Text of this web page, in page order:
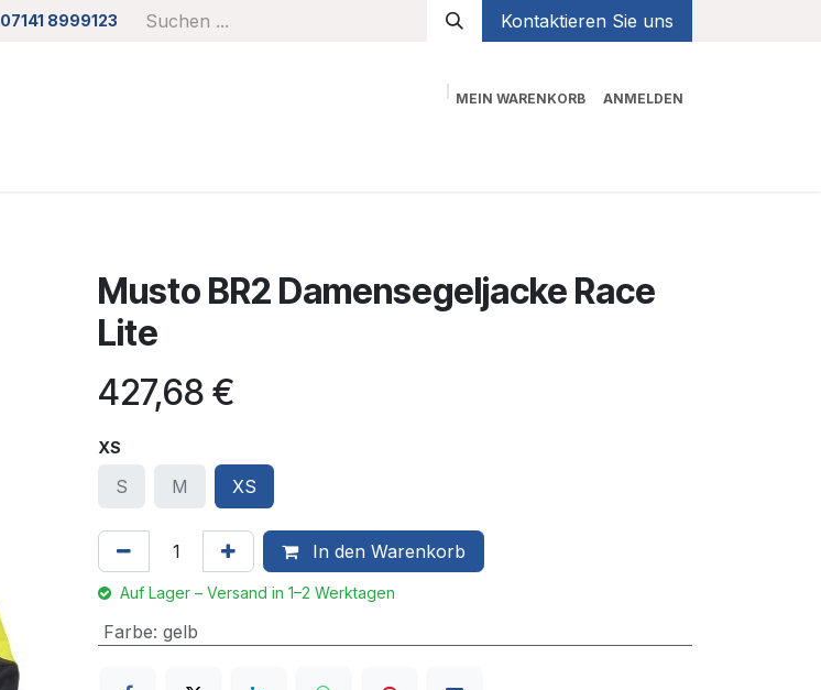
07141 8999123 Kontaktieren Sie uns
MEIN WARENKORB ANMELDEN
Musto BR2 Damensegeljacke Race
Lite
427,68 €
XS
S M XS
In den Warenkorb
Auf Lager – Versand in 1–2 Werktagen
Farbe: gelb